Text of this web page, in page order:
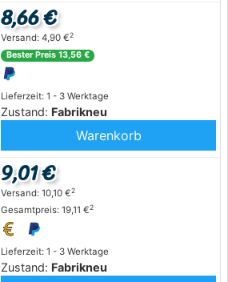
Lieferzeit: 1 - 3 Werktage
Zustand: Fabrikneu
8,66 €
Versand: 4,90 €2
Bester Preis 13,56 €
Warenkorb
Lieferzeit: 1 - 3 Werktage
Zustand: Fabrikneu
9,01 €
Versand: 10,10 €2
Gesamtpreis: 19,11 €2